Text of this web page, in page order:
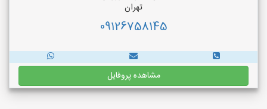
تهران
09126758145
مشاهده پروفایل